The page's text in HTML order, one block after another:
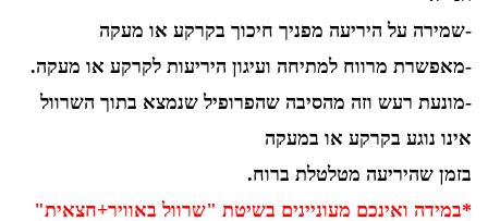
-שמירה על היריעה מפניך חיכוך בקרקע או מעקה
-מאפשרת מרווח למתיחה ועיגון היריעות לקרקע או מעקה.
-מונעת רעש וזה מהסיבה שהפרופיל שנמצא בתוך השרוול
אינו נוגע בקרקע או במעקה
בזמן שהיריעה מטלטלת ברוח.
*במידה ואינכם מעוניינים בשיטת "שרוול באוויר+חצאית"